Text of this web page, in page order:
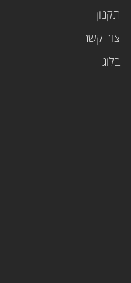
תקנון
צור קשר
בלוג